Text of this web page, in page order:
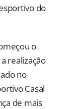
do
o
realização
no
Casal
de mais